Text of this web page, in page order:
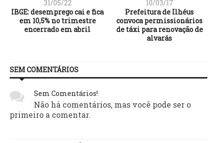
31/05/22
IBGE: desemprego cai e fica
em 10,5% no trimestre
encerrado em abril
10/03/17
Prefeitura de Ilhéus
convoca permissionários
de táxi para renovação de
alvarás
SEM COMENTÁRIOS
Sem Comentários!
Não há comentários, mas você pode ser o
primeiro a comentar.